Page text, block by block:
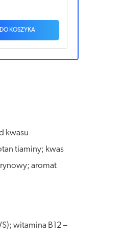
DO KOSZYKA
kwasu
tiaminy; kwas
aromat
witamina B12 –